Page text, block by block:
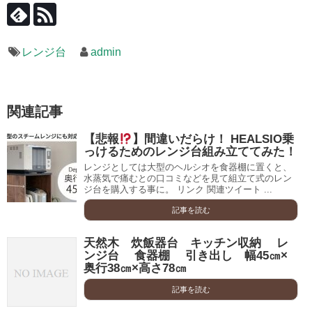
レンジ台 admin
関連記事
【悲報
】間違いだらけ！ HEALSIO乗
っけるためのレンジ台組み立ててみた！
レンジとしては大型のヘルシオを食器棚に置くと、
水蒸気で痛むとの口コミなどを見て組立て式のレン
ジ台を購入する事に。 リンク 関連ツイート ...
記事を読む
天然木 炊飯器台 キッチン収納 レ
ンジ台 食器棚 引き出し 幅45㎝×
奥行38㎝×高さ78㎝
記事を読む